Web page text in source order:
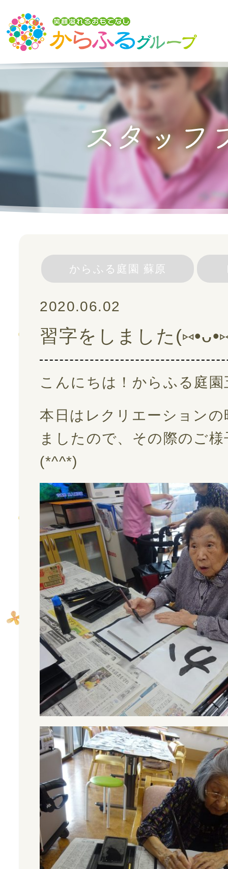
トップ
からふるグループの想い
介護サービスを探す
からふるのサービス
スタッフ紹介
ご利用の流れ
よくある質問
採用情報
スタッフブログ
お問い合わせ
会社案内
プライバシーポリシー
からふる庭園 蘇原
2020.06.02
習字をしました
こんにちは！からふる庭
本日はレクリエーション
ましたので、その際のご
(*^^*)